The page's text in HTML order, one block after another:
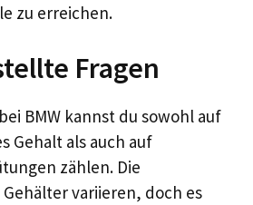
zu erreichen.
Fragen
BMW kannst du sowohl auf
Gehalt als auch auf
zählen. Die
variieren, doch es